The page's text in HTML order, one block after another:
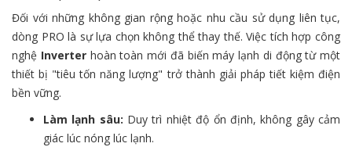
Đối với những không gian rộng hoặc nhu cầu sử dụng liên tục,
dòng PRO là sự lựa chọn không thể thay thế. Việc tích hợp công
nghệ Inverterhoàn toàn mới đã biến máy lạnh di động từ một
thiết bị "tiêu tốn năng lượng" trở thành giải pháp tiết kiệm điện
bền vững.
Làm lạnh sâu: Duy trì nhiệt độ ổn định, không gây cảm
giác lúc nóng lúc lạnh.